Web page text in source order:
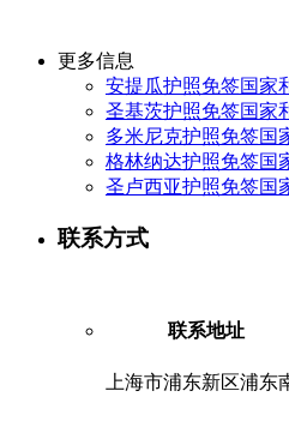
更多信息
安提瓜护照免签国家
圣基茨护照免签国家
多米尼克护照免签国
格林纳达护照免签国
圣卢西亚护照免签国
联系方式
联系地址
上海市浦东新区浦东